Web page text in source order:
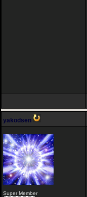
yakodsen
Super Member